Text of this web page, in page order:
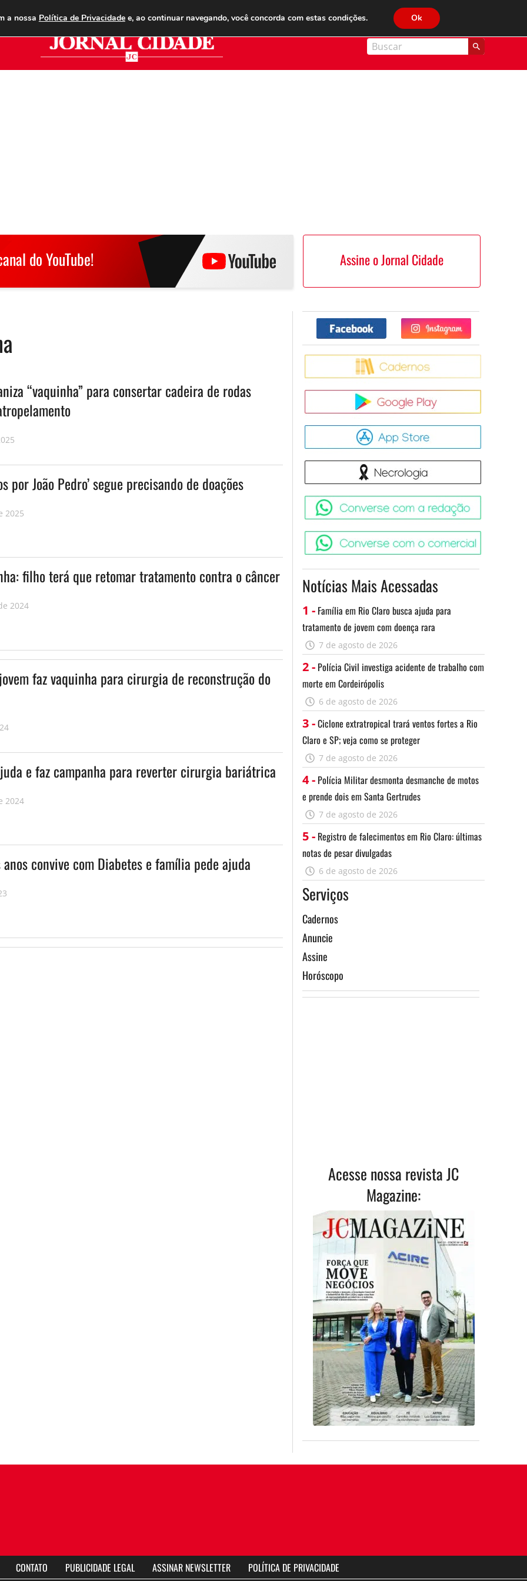
ANUNCIE ASSINE CONTATO PUBLICIDADE LEGAL JC FM 89.1
do YouTube! Assine o Jornal Cidade
“vaquinha” para consertar cadeira de rodas
por João Pedro’ segue precisando de doações
2025
filho terá que retomar tratamento contra o câncer
2024
faz vaquinha para cirurgia de reconstrução do
e faz campanha para reverter cirurgia bariátrica
2024
convive com Diabetes e família pede ajuda
Facebook Twitter
Notícias Mais Acessadas
1 - Família em Rio Claro busca ajuda para
tratamento de jovem com doença rara
7 de agosto de 2026
2 - Polícia Civil investiga acidente de trabalho com
morte em Cordeirópolis
6 de agosto de 2026
3 -Ciclone extratropical trará ventos fortes a Rio
Claro e SP; veja como se proteger
7 de agosto de 2026
4 - Polícia Militar desmonta desmanche de motos
e prende dois em Santa Gertrudes
7 de agosto de 2026
5 - Registro de falecimentos em Rio Claro: últimas
notas de pesar divulgadas
6 de agosto de 2026
Serviços
Cadernos
Anuncie
Assine
Horóscopo
Acesse nossa revista JC
Magazine:
CONTATO PUBLICIDADE LEGAL ASSINAR NEWSLETTER POLÍTICA DE PRIVACIDADE
a nossa Política de Privacidadee, ao continuar navegando, você concorda com estas condições. Ok